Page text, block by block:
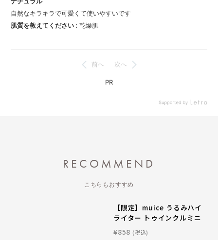
RECOMMEND
こちらもおすすめ
【限定】muice うるみハイ
ライター トゥインクルミニ
¥858 (税込)